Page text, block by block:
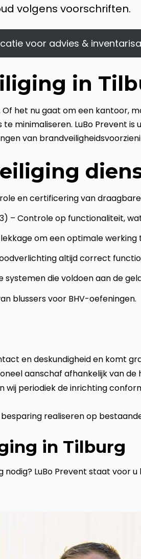
volgens voorschriften.
voor advies &
in
het nu gaat om een kantoor,
minimaliseren. LuBo Prevent
van
en certificering van
3) – Controle op functionaliteit,
om een optimale
altijd correct
systemen die voldoen aan de
blussers voor BHV-oefeningen.
en deskundigheid en komt
aanschaf afhankelijk van de
periodiek de inrichting
realiseren op
in Tilburg
LuBo Prevent staat